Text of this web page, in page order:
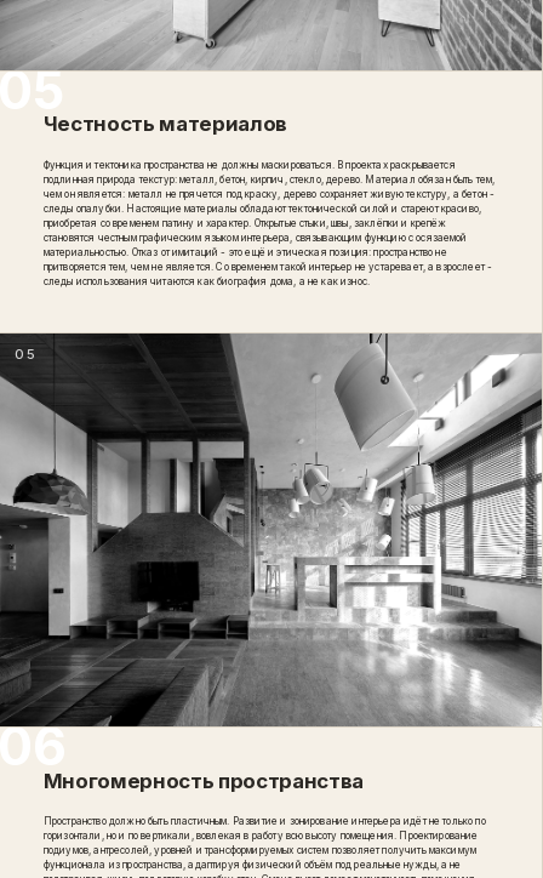
Честность материалов
Функция и тектоника пространства не должны маскироваться. В проектах раскрывается
подлинная природа текстур: металл, бетон, кирпич, стекло, дерево. Материал обязан быть тем,
чем он является: металл не прячется под краску, дерево сохраняет живую текстуру, а бетон -
следы опалубки. Настоящие материалы обладают тектонической силой и стареют красиво,
приобретая со временем патину и характер. Открытые стыки, швы, заклёпки и крепёж
становятся честным графическим языком интерьера, связывающим функцию с осязаемой
материальностью. Отказ от имитаций - это ещё и этическая позиция: пространство не
притворяется тем, чем не является. Со временем такой интерьер не устаревает, а взрослеет -
следы использования читаются как биография дома, а не как износ.
05
Многомерность пространства
Пространство должно быть пластичным. Развитие и зонирование интерьера идёт не только по
горизонтали, но и по вертикали, вовлекая в работу всю высоту помещения. Проектирование
подиумов, антресолей, уровней и трансформируемых систем позволяет получить максимум
функционала из пространства, адаптируя физический объём под реальные нужды, а не